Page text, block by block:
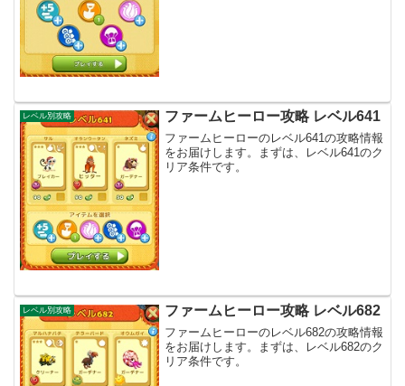
レベル別攻略 ファームヒーロー攻略 レベル641
ファームヒーローのレベル641の攻略情報
をお届けします。まずは、レベル641のク
リア条件です。
レベル別攻略 ファームヒーロー攻略 レベル682
ファームヒーローのレベル682の攻略情報
をお届けします。まずは、レベル682のク
リア条件です。